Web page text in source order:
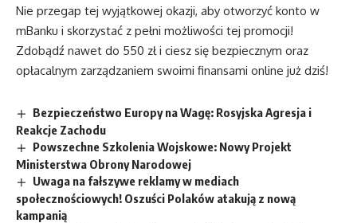
Nie przegap tej wyjątkowej okazji, aby otworzyć konto w
mBanku i skorzystać z pełni możliwości tej promocji!
Zdobądź nawet do 550 zł i ciesz się bezpiecznym oraz
opłacalnym zarządzaniem swoimi finansami online już dziś!
Bezpieczeństwo Europy na Wagę: Rosyjska Agresja i
Reakcje Zachodu
Powszechne Szkolenia Wojskowe: Nowy Projekt
Ministerstwa Obrony Narodowej
Uwaga na fałszywe reklamy w mediach
społecznościowych! Oszuści Polaków atakują z nową
kampanią